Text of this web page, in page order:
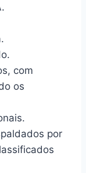
com
os
por